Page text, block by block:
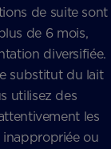
de suite sont
de 6 mois,
diversifiée.
substitut du lait
utilisez des
les
inappropriée ou